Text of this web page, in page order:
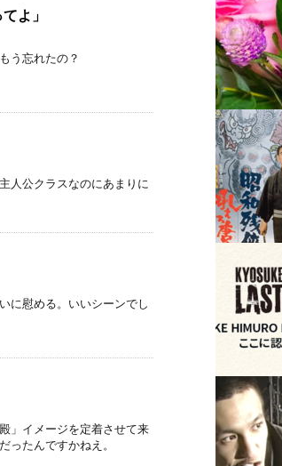
よ」
う忘れたの？
人公クラスなのにあまりに
に慰める。いいシーンでし
」イメージを定着させて来
ったんですかねえ。